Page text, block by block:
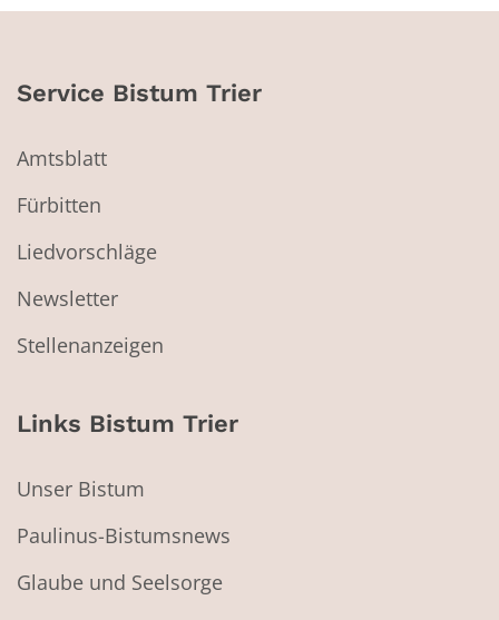
Service Bistum Trier
Amtsblatt
Fürbitten
Liedvorschläge
Newsletter
Stellenanzeigen
Links Bistum Trier
Unser Bistum
Paulinus-Bistumsnews
Glaube und Seelsorge